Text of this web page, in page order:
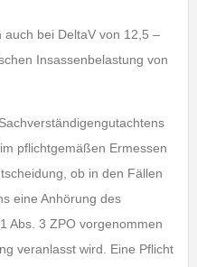
auch bei DeltaV von 12,5 –
Insassenbelastung von
pflichtgemäßen Ermessen
ob in den Fällen
eine Anhörung des
Abs. 3 ZPO vorgenommen
veranlasst wird. Eine Pflicht